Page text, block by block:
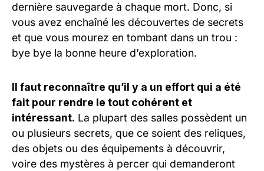
dernière sauvegarde à chaque mort. Donc, si
vous avez enchaîné les découvertes de secrets
et que vous mourez en tombant dans un trou :
bye bye la bonne heure d’exploration.
Il faut reconnaître qu’il y a un effort qui a été
fait pour rendre le tout cohérent et
intéressant. La plupart des salles possèdent un
ou plusieurs secrets, que ce soient des reliques,
des objets ou des équipements à découvrir,
voire des mystères à percer qui demanderont